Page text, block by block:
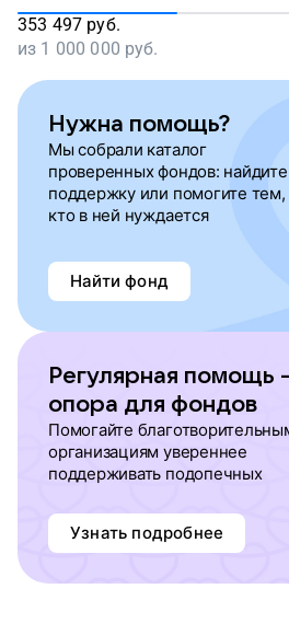
353 497 руб.
из 1 000 000 руб.
Нужна помощь?
Мы собрали каталог
проверенных фондов: найдите
поддержку или помогите тем,
кто в ней нуждается
Найти фонд
Регулярная помощь
опора для фондов
Помогайте
организациям увереннее
поддерживать подопечных
Узнать подробнее